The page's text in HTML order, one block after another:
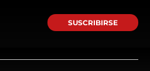
SUSCRIBIRSE